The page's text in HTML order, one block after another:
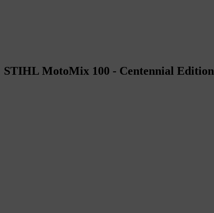
STIHL MotoMix 100 - Centennial Edition